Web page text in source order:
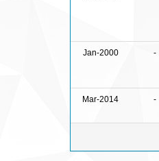
Jan-2000 -
Mar-2014 -